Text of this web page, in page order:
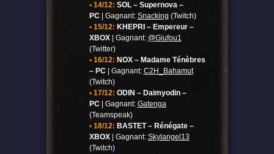
• 14/12: SOL – Supernova –
PC| Gagnant: Snacking (Twitch)
• 15/12: KHEPRI – Empereur –
XBOX| Gagnant: @Giufou1
(Twitter)
• 16/12: NOX – Madame Ténèbres
– PC| Gagnant: C2H_Bahamut
(Twitch)
• 17/12: ODIN – Daimyodin –
PC| Gagnant: Gatenga
(Teamspeak)
• 18/12: BASTET – Rénégate –
XBOX| Gagnant: Skylangel13
(Twitch)